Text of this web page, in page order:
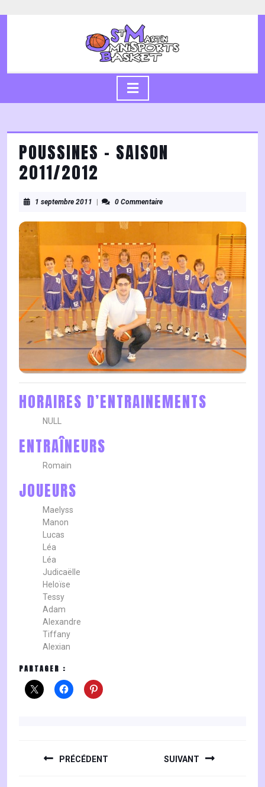
to
POUSSINES – SAISON
2011/2012
1 septembre 2011
2011
0 Commentaire
HORAIRES D’ENTRAINEMENTS
NULL
ENTRAÎNEURS
Romain
JOUEURS
Maelyss
Manon
Lucas
Léa
Léa
Judicaëlle
Heloïse
Tessy
Adam
Alexandre
Tiffany
Alexian
PARTAGER :
PRÉCÉDENT SUIVANT